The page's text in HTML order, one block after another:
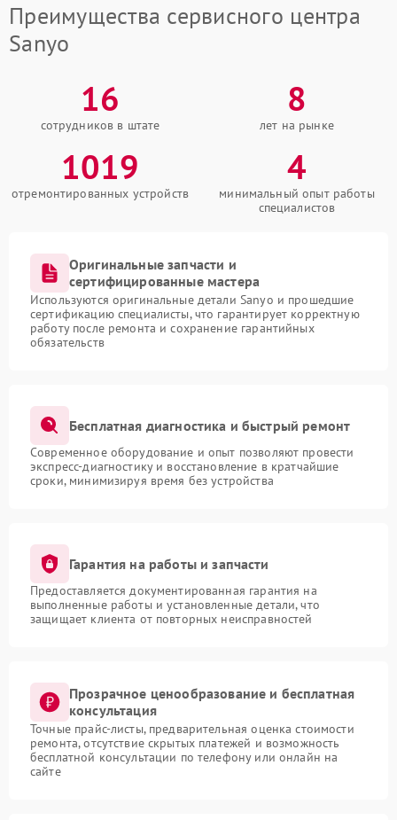
Преимущества сервисного центра
Sanyo
16
сотрудников в штате
8
лет на рынке
1019
отремонтированных устройств
4
минимальный опыт работы
специалистов
Оригинальные запчасти и
сертифицированные мастера
Используются оригинальные детали Sanyo и прошедшие
сертификацию специалисты, что гарантирует корректную
работу после ремонта и сохранение гарантийных
обязательств
Бесплатная диагностика и быстрый ремонт
Современное оборудование и опыт позволяют провести
экспресс-диагностику и восстановление в кратчайшие
сроки, минимизируя время без устройства
Гарантия на работы и запчасти
Предоставляется документированная гарантия на
выполненные работы и установленные детали, что
защищает клиента от повторных неисправностей
Прозрачное ценообразование и бесплатная
консультация
Точные прайс-листы, предварительная оценка стоимости
ремонта, отсутствие скрытых платежей и возможность
бесплатной консультации по телефону или онлайн на
сайте